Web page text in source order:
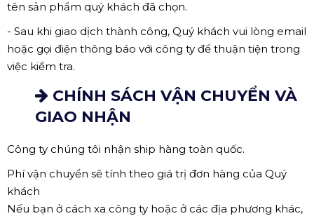
tên sản phẩm quý khách đã chọn.
- Sau khi giao dịch thành công, Quý khách vui lòng email
hoặc gọi điện thông báo với công ty để thuận tiện trong
việc kiểm tra.
CHÍNH SÁCH VẬN CHUYỂN VÀ
GIAO NHẬN
Công ty chúng tôi nhận ship hàng toàn quốc.
Phí vận chuyển sẽ tính theo giá trị đơn hàng của Quý
khách
Nếu bạn ở cách xa công ty hoặc ở các địa phương khác,